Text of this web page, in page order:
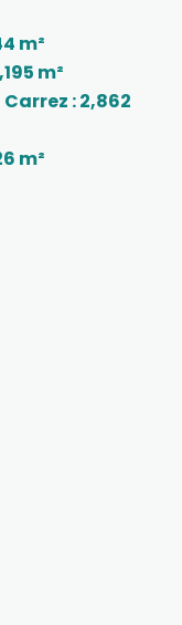
m²
m²
Carrez : 2,862
m²